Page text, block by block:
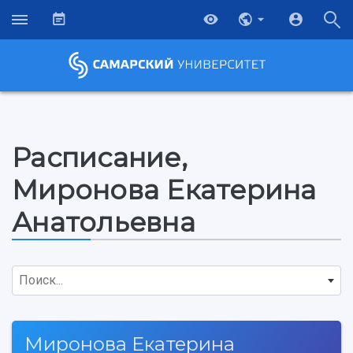
НАЗАД
Расписание,
Миронова Екатерина
Анатольевна
Поиск...
Миронова Екатерина